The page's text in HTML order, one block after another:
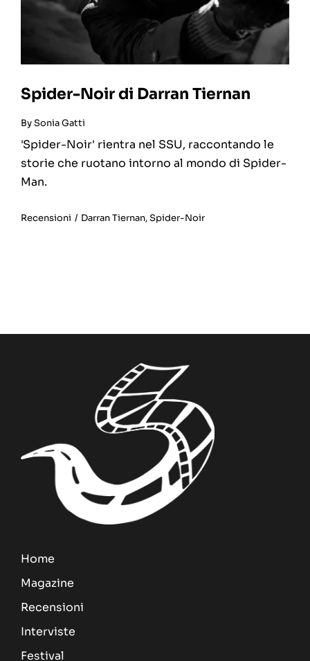
Spider-Noir di Darran Tiernan
BySonia Gatti
'Spider-Noir' rientra nel SSU, raccontando le
storie che ruotano intorno al mondo di Spider-
Man.
Recensioni / Darran Tiernan,Spider-Noir
Home
Magazine
Recensioni
Interviste
Festival